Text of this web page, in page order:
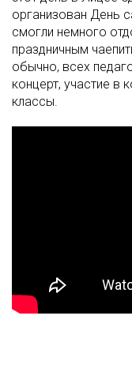
организован День
смогли немного
праздничным
обычно, всех
концерт, участие в
классы.